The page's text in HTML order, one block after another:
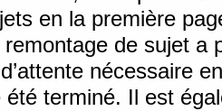
en la première
remontage de sujet a
nécessaire
été terminé. Il est